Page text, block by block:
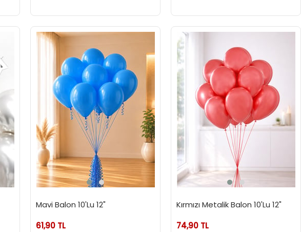
Mavi Balon 10'Lu 12"
61,90 TL
Kırmızı Metalik Balon 10'Lu 12"
74,90 TL